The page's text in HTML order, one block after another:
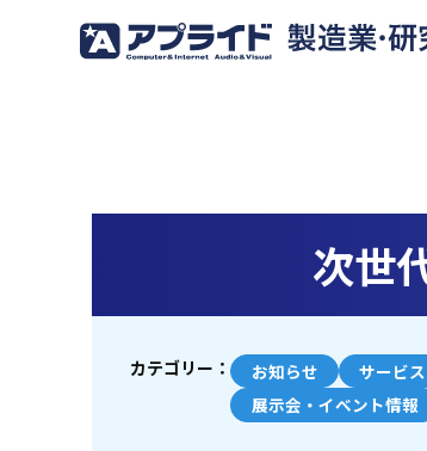
次世
カテゴリー： お知らせ サービス
展示会・イベント情報